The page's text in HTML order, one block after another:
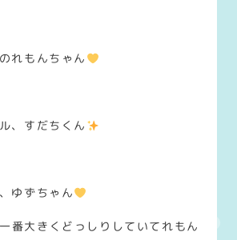
れもんちゃん
、すだちくん
ゆずちゃん
番大きくどっしりしていてれもん